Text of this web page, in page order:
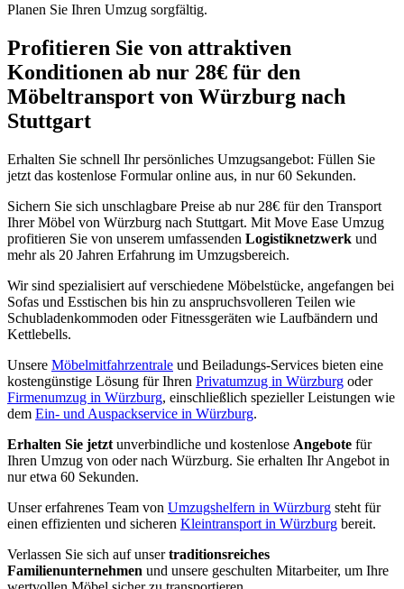
Planen Sie Ihren Umzug sorgfältig.
Profitieren Sie von attraktiven
Konditionen ab nur 28€ für den
Möbeltransport von Würzburg nach
Stuttgart
Erhalten Sie schnell Ihr persönliches Umzugsangebot: Füllen Sie
jetzt das kostenlose Formular online aus, in nur 60 Sekunden.
Sichern Sie sich unschlagbare Preise ab nur 28€ für den Transport
Ihrer Möbel von Würzburg nach Stuttgart. Mit Move Ease Umzug
profitieren Sie von unserem umfassenden Logistiknetzwerk und
mehr als 20 Jahren Erfahrung im Umzugsbereich.
Wir sind spezialisiert auf verschiedene Möbelstücke, angefangen bei
Sofas und Esstischen bis hin zu anspruchsvolleren Teilen wie
Schubladenkommoden oder Fitnessgeräten wie Laufbändern und
Kettlebells.
Unsere Möbelmitfahrzentrale und Beiladungs-Services bieten eine
kostengünstige Lösung für Ihren Privatumzug in Würzburg oder
Firmenumzug in Würzburg, einschließlich spezieller Leistungen wie
dem Ein- und Auspackservice in Würzburg.
Erhalten Sie jetzt unverbindliche und kostenlose Angebote für
Ihren Umzug von oder nach Würzburg. Sie erhalten Ihr Angebot in
nur etwa 60 Sekunden.
Unser erfahrenes Team von Umzugshelfern in Würzburg steht für
einen effizienten und sicheren Kleintransport in Würzburg bereit.
Verlassen Sie sich auf unsertraditionsreiches
Familienunternehmen und unsere geschulten Mitarbeiter, um Ihre